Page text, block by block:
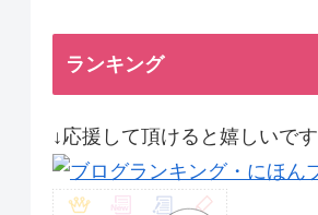
ランキング
↓応援して頂けると嬉しいです